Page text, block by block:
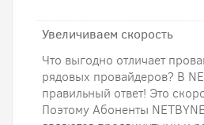
Увеличиваем скорость
Что выгодно отличает
рядовых провайдеров? В
правильный ответ! Это
Поэтому Абоненты